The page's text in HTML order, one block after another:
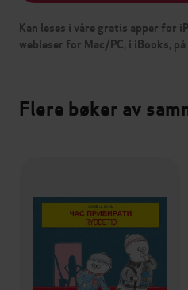
Kan leses i våre gratis apper for
webleser for Mac/PC, i iBooks,
Flere bøker av